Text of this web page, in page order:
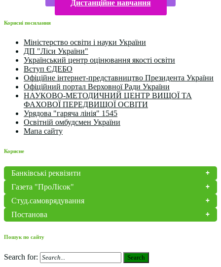
Дистанційне навчання
Корисні посилання
Міністерство освіти і науки України
ДП "Ліси України"
Український центр оцінювання якості освіти
Вступ ЄДЕБО
Офіційне інтернет-представництво Президента України
Офіційний портал Верховної Ради України
НАУКОВО-МЕТОДИЧНИЙ ЦЕНТР ВИЩОЇ ТА
ФАХОВОЇ ПЕРЕДВИЩОЇ ОСВІТИ
Урядова "гаряча лінія" 1545
Освітній омбудсмен України
Мапа сайту
Корисне
Банківські реквізити
Газета "ПроЛісок"
Студ.самоврядування
Постанова
Пошук по сайту
Search for: Search